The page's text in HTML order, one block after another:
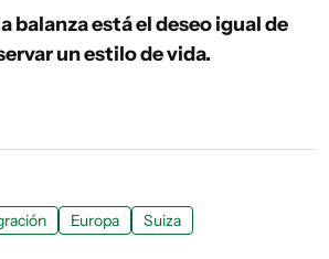
balanza está el deseo igual de
un estilo de vida.
Europa Suiza